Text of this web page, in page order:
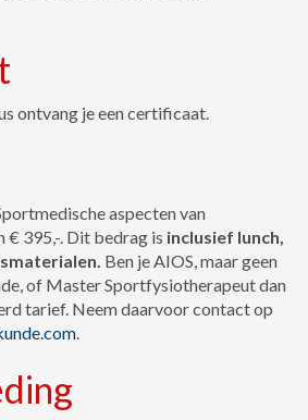
ontvang je een certificaat.
aspecten van
€ 395,-. Dit bedrag is inclusief lunch,
Ben je AIOS, maar geen
of Master Sportfysiotherapeut dan
tarief. Neem daarvoor contact op